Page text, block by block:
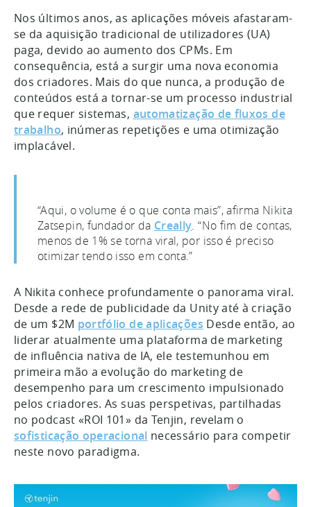
Nos últimos anos, as aplicações móveis afastaram-
se da aquisição tradicional de utilizadores (UA)
paga, devido ao aumento dos CPMs. Em
consequência, está a surgir uma nova economia
dos criadores. Mais do que nunca, a produção de
conteúdos está a tornar-se um processo industrial
que requer sistemas, automatização de fluxos de
trabalho, inúmeras repetições e uma otimização
implacável.
“Aqui, o volume é o que conta mais”, afirma Nikita
Zatsepin, fundador da Creally. “No fim de contas,
menos de 1% se torna viral, por isso é preciso
otimizar tendo isso em conta.”
A Nikita conhece profundamente o panorama viral.
Desde a rede de publicidade da Unity até à criação
de um $2M portfólio de aplicações Desde então, ao
liderar atualmente uma plataforma de marketing
de influência nativa de IA, ele testemunhou em
primeira mão a evolução do marketing de
desempenho para um crescimento impulsionado
pelos criadores. As suas perspetivas, partilhadas
no podcast «ROI 101» da Tenjin, revelam o
sofisticação operacional necessário para competir
neste novo paradigma.